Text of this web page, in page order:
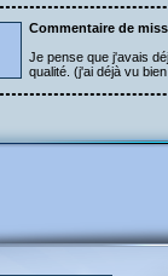
Commentaire de
Je pense que j'avais
qualité. (j'ai déjà vu